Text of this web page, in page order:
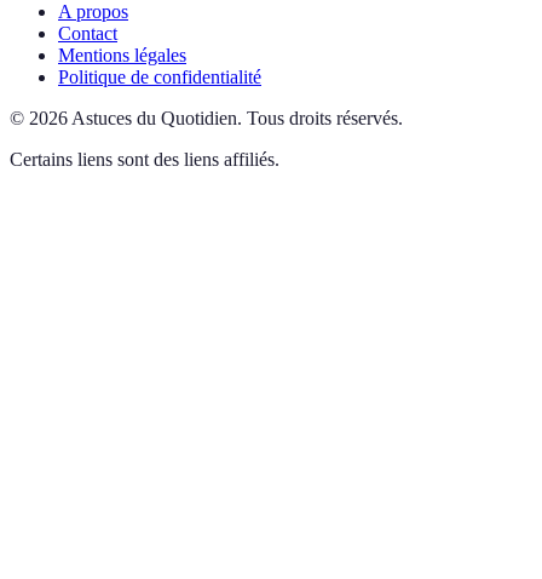
A propos
Contact
Mentions légales
Politique de confidentialité
© 2026 Astuces du Quotidien. Tous droits réservés.
Certains liens sont des liens affiliés.